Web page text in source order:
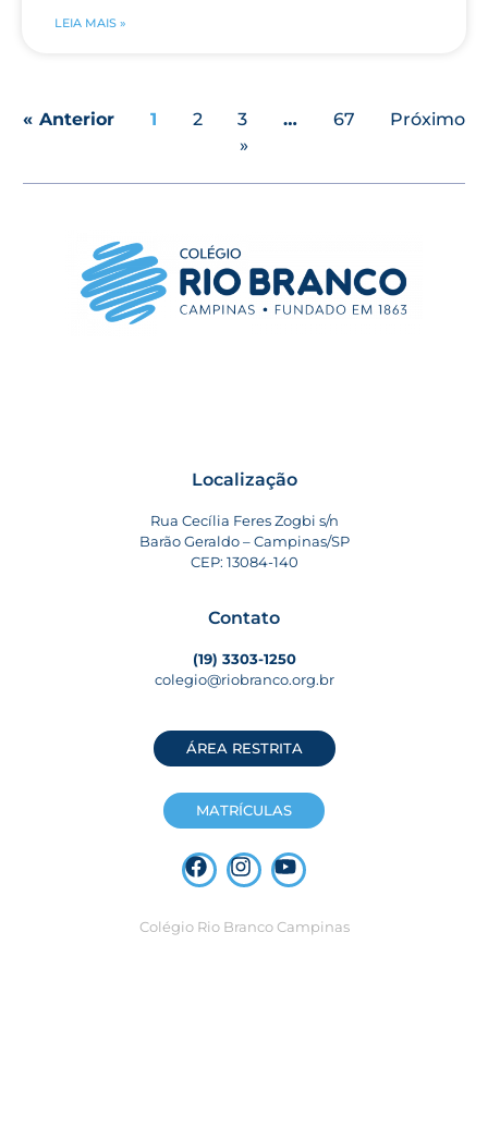
LEIA MAIS »
« Anterior 1 2 3 … 67
Próximo
»
Localização
Rua Cecília Feres Zogbi s/n
Barão Geraldo – Campinas/SP
CEP: 13084-140
Contato
(19) 3303-1250
colegio@riobranco.org.br
ÁREA RESTRITA
MATRÍCULAS
Colégio Rio Branco Campinas